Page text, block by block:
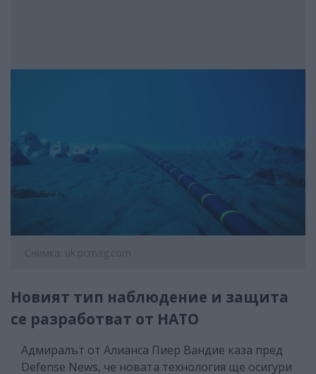
Снимка: uk.pcmag.com
Новият тип наблюдение и защита
се разработват от НАТО
Адмиралът от Алианса Пиер Вандие каза пред
Defense News, че новата технология ще осигури